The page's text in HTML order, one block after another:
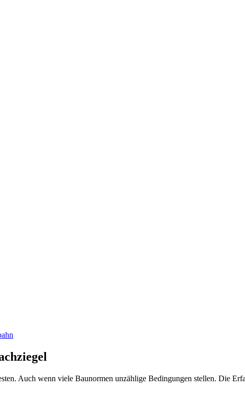
Auch wenn viele Baunormen unzählige Bedingungen stellen. Die